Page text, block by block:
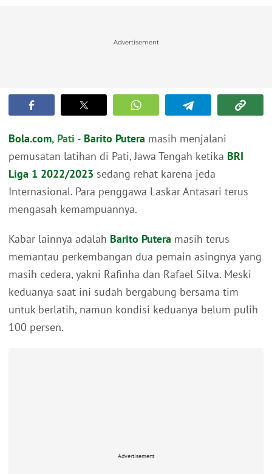
Advertisement
Bola.com, Pati - Barito Putera masih menjalani
pemusatan latihan di Pati, Jawa Tengah ketika BRI
Liga 1 2022/2023 sedang rehat karena jeda
Internasional. Para penggawa Laskar Antasari terus
mengasah kemampuannya.
Kabar lainnya adalah Barito Putera masih terus
memantau perkembangan dua pemain asingnya yang
masih cedera, yakni Rafinha dan Rafael Silva. Meski
keduanya saat ini sudah bergabung bersama tim
untuk berlatih, namun kondisi keduanya belum pulih
100 persen.
Advertisement